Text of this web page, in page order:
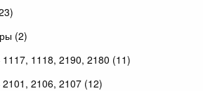
)
(2)
1118, 2190, 2180 (11)
2106, 2107 (12)